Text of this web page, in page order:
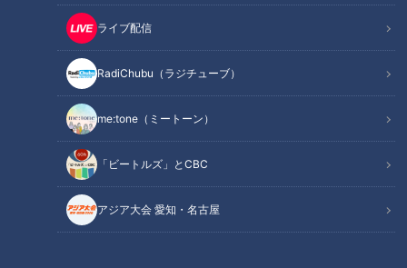
ライブ配信
RadiChubu（ラジチューブ）
me:tone（ミートーン）
「ビートルズ」とCBC
アジア大会 愛知・名古屋
この記事を見たあなたへのおすすめ
地下水で冷やす名物「水まんじ
ゅう」に感動！日本一の枡づく
り体験から人気フルーツタルト
まで、岐阜県大垣市のお宝スポ
ット3選